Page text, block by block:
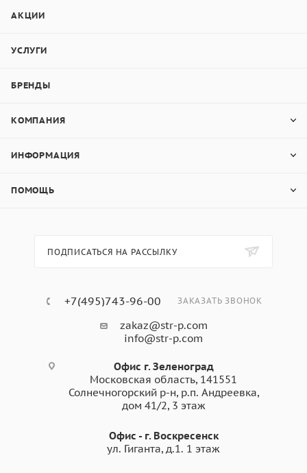
АКЦИИ
УСЛУГИ
БРЕНДЫ
КОМПАНИЯ
ИНФОРМАЦИЯ
ПОМОЩЬ
ПОДПИСАТЬСЯ НА РАССЫЛКУ
+7(495)743-96-00 ЗАКАЗАТЬ ЗВОНОК
zakaz@str-p.com
info@str-p.com
Офис г. Зеленоград
Московская область, 141551
Солнечногорский р-н, р.п. Андреевка,
дом 41/2, 3 этаж
Офис - г. Воскресенск
ул. Гиганта, д.1. 1 этаж